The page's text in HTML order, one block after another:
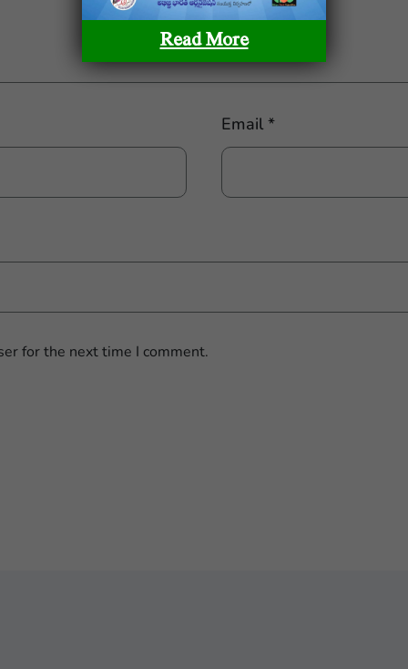
Email*
for the next time I comment.
Read More